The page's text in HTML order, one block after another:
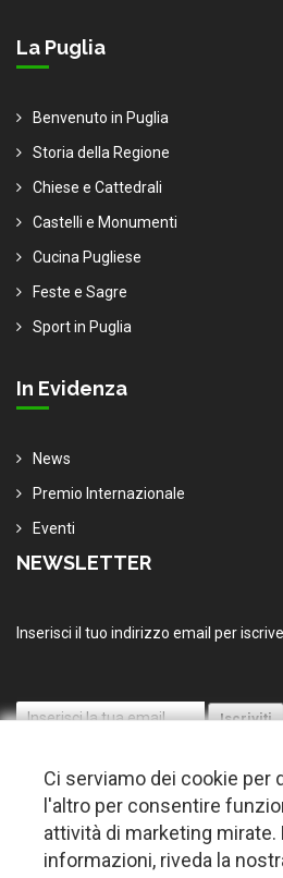
La Puglia
Benvenuto in Puglia
Storia della Regione
Chiese e Cattedrali
Castelli e Monumenti
Cucina Pugliese
Feste e Sagre
Sport in Puglia
In Evidenza
News
Premio Internazionale
Eventi
NEWSLETTER
Inserisci il tuo indirizzo email per
© 2026 Copyright Puglia nel mondo.
Ci serviamo dei cookie per
l'altro per consentire
attività di marketing mirate.
informazioni, riveda la